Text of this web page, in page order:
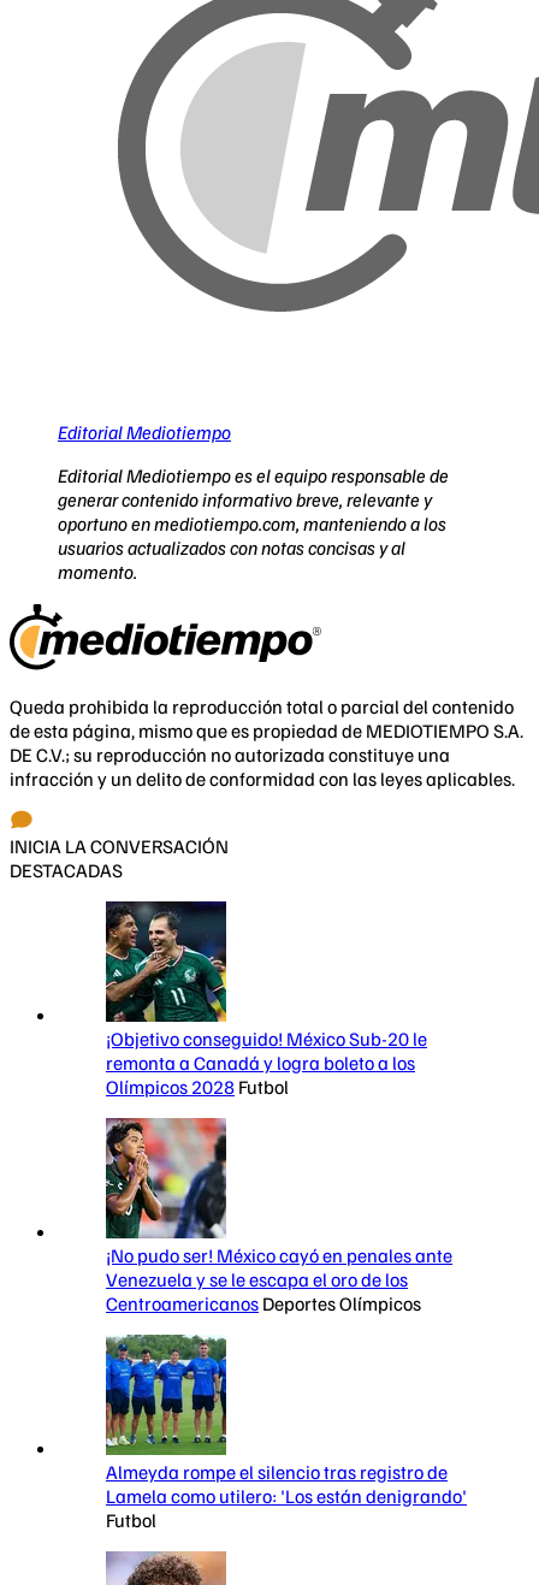
Editorial Mediotiempo
Editorial Mediotiempo es el equipo responsable de
generar contenido informativo breve, relevante y
oportuno en mediotiempo.com, manteniendo a los
usuarios actualizados con notas concisas y al
momento.
Queda prohibida la reproducción total o parcial del contenido
de esta página, mismo que es propiedad de MEDIOTIEMPO S.A.
DE C.V.; su reproducción no autorizada constituye una
infracción y un delito de conformidad con las leyes aplicables.
INICIA LA CONVERSACIÓN
DESTACADAS
¡Objetivo conseguido! México Sub-20 le
remonta a Canadá y logra boleto a los
Olímpicos 2028 Futbol
¡No pudo ser! México cayó en penales ante
Venezuela y se le escapa el oro de los
Centroamericanos Deportes Olímpicos
Almeyda rompe el silencio tras registro de
Lamela como utilero: 'Los están denigrando'
Futbol